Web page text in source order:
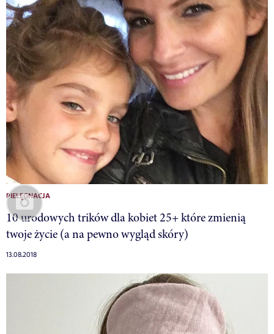
PIELĘGNACJA
10 urodowych trików dla kobiet 25+ które zmienią
twoje życie (a na pewno wygląd skóry)
13.08.2018